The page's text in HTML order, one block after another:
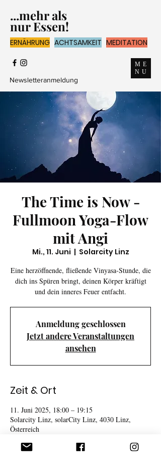
...mehr als
nur Essen!
ERNÄHRUNG ACHTSAMKEIT MEDITATION
Newsletteranmeldung
ME
NU
The Time is Now -
Fullmoon Yoga-Flow
mit Angi
Mi., 11. Juni
  |
Solarcity Linz
Eine herzöffnende, fließende Vinyasa-Stunde, die
dich ins Spüren bringt, deinen Körper kräftigt
und dein inneres Feuer entfacht.
Anmeldung geschlossen
Jetzt andere Veranstaltungen
ansehen
Zeit & Ort
11. Juni 2025, 18:00 – 19:15
Solarcity Linz, solarCity Linz, 4030 Linz,
Österreich